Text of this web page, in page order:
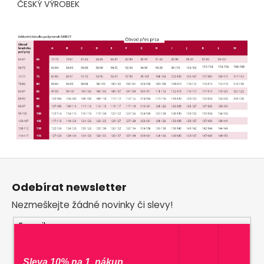
ČESKÝ VÝROBEK
Z
Odebírat newsletter
Nezmeškejte žádné novinky či slevy!
E-mail
Sleva 10% na 1. nákup